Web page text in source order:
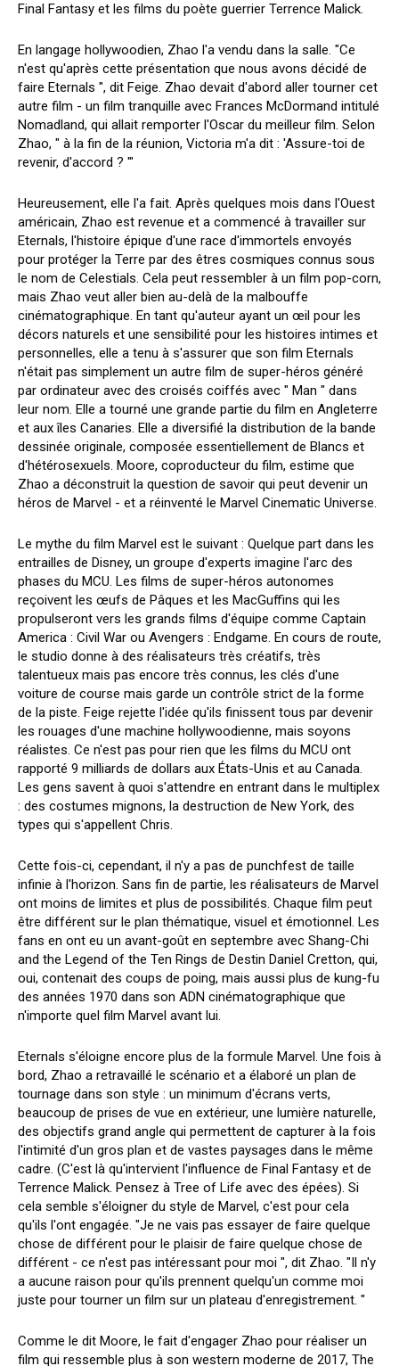
Final Fantasy et les films du poète guerrier Terrence Malick.
En langage hollywoodien, Zhao l'a vendu dans la salle. "Ce
n'est qu'après cette présentation que nous avons décidé de
faire Eternals ", dit Feige. Zhao devait d'abord aller tourner cet
autre film - un film tranquille avec Frances McDormand intitulé
Nomadland, qui allait remporter l'Oscar du meilleur film. Selon
Zhao, " à la fin de la réunion, Victoria m'a dit : 'Assure-toi de
revenir, d'accord ? '"
Heureusement, elle l'a fait. Après quelques mois dans l'Ouest
américain, Zhao est revenue et a commencé à travailler sur
Eternals, l'histoire épique d'une race d'immortels envoyés
pour protéger la Terre par des êtres cosmiques connus sous
le nom de Celestials. Cela peut ressembler à un film pop-corn,
mais Zhao veut aller bien au-delà de la malbouffe
cinématographique. En tant qu'auteur ayant un œil pour les
décors naturels et une sensibilité pour les histoires intimes et
personnelles, elle a tenu à s'assurer que son film Eternals
n'était pas simplement un autre film de super-héros généré
par ordinateur avec des croisés coiffés avec " Man " dans
leur nom. Elle a tourné une grande partie du film en Angleterre
et aux îles Canaries. Elle a diversifié la distribution de la bande
dessinée originale, composée essentiellement de Blancs et
d'hétérosexuels. Moore, coproducteur du film, estime que
Zhao a déconstruit la question de savoir qui peut devenir un
héros de Marvel - et a réinventé le Marvel Cinematic Universe.
Le mythe du film Marvel est le suivant : Quelque part dans les
entrailles de Disney, un groupe d'experts imagine l'arc des
phases du MCU. Les films de super-héros autonomes
reçoivent les œufs de Pâques et les MacGuffins qui les
propulseront vers les grands films d'équipe comme Captain
America : Civil War ou Avengers : Endgame. En cours de route,
le studio donne à des réalisateurs très créatifs, très
talentueux mais pas encore très connus, les clés d'une
voiture de course mais garde un contrôle strict de la forme
de la piste. Feige rejette l'idée qu'ils finissent tous par devenir
les rouages d'une machine hollywoodienne, mais soyons
réalistes. Ce n'est pas pour rien que les films du MCU ont
rapporté 9 milliards de dollars aux États-Unis et au Canada.
Les gens savent à quoi s'attendre en entrant dans le multiplex
: des costumes mignons, la destruction de New York, des
types qui s'appellent Chris.
Cette fois-ci, cependant, il n'y a pas de punchfest de taille
infinie à l'horizon. Sans fin de partie, les réalisateurs de Marvel
ont moins de limites et plus de possibilités. Chaque film peut
être différent sur le plan thématique, visuel et émotionnel. Les
fans en ont eu un avant-goût en septembre avec Shang-Chi
and the Legend of the Ten Rings de Destin Daniel Cretton, qui,
oui, contenait des coups de poing, mais aussi plus de kung-fu
des années 1970 dans son ADN cinématographique que
n'importe quel film Marvel avant lui.
Eternals s'éloigne encore plus de la formule Marvel. Une fois à
bord, Zhao a retravaillé le scénario et a élaboré un plan de
tournage dans son style : un minimum d'écrans verts,
beaucoup de prises de vue en extérieur, une lumière naturelle,
des objectifs grand angle qui permettent de capturer à la fois
l'intimité d'un gros plan et de vastes paysages dans le même
cadre. (C'est là qu'intervient l'influence de Final Fantasy et de
Terrence Malick. Pensez à Tree of Life avec des épées). Si
cela semble s'éloigner du style de Marvel, c'est pour cela
qu'ils l'ont engagée. "Je ne vais pas essayer de faire quelque
chose de différent pour le plaisir de faire quelque chose de
différent - ce n'est pas intéressant pour moi ", dit Zhao. "Il n'y
a aucune raison pour qu'ils prennent quelqu'un comme moi
juste pour tourner un film sur un plateau d'enregistrement. "
Comme le dit Moore, le fait d'engager Zhao pour réaliser un
film qui ressemble plus à son western moderne de 2017, The